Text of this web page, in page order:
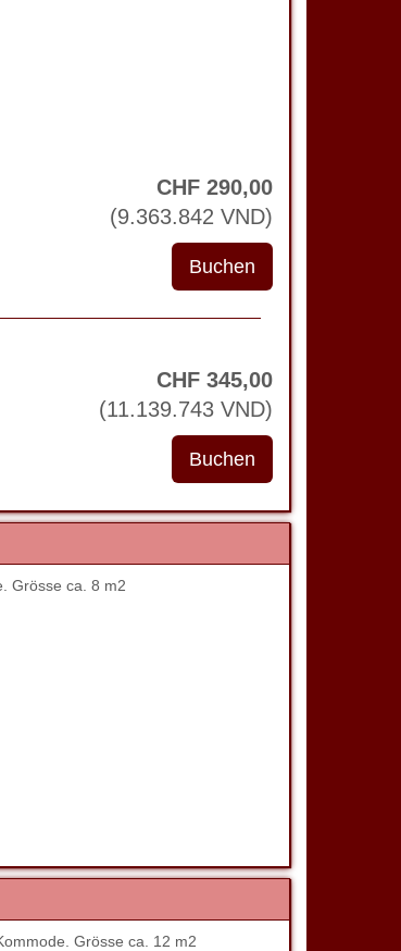
CHF 290,00
(9.363.842 VND)
CHF 345,00
(11.139.743 VND)
Grösse ca. 8 m2
Grösse ca. 12 m2